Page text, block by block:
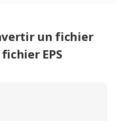
un fichier
EPS